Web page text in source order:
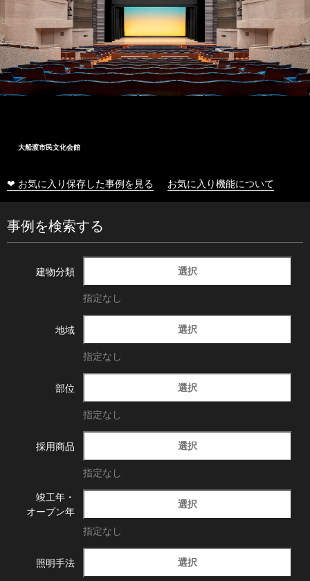
大船渡市民文化会館
❤ お気に入り保存した事例を見る お気に入り機能について
事例を検索する
建物分類 選択
指定なし
地域 選択
指定なし
部位 選択
指定なし
採用商品 選択
指定なし
竣工年・
オープン年
選択
指定なし
照明手法 選択